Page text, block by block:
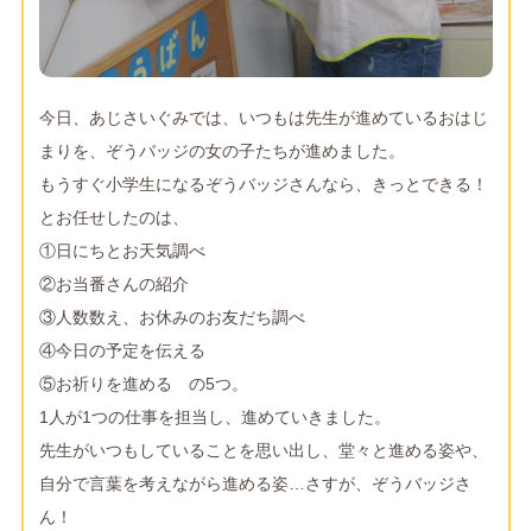
今日、あじさいぐみでは、いつもは先生が進めているおはじ
まりを、ぞうバッジの女の子たちが進めました。
もうすぐ小学生になるぞうバッジさんなら、きっとできる！
とお任せしたのは、
①日にちとお天気調べ
②お当番さんの紹介
③人数数え、お休みのお友だち調べ
④今日の予定を伝える
⑤お祈りを進める の5つ。
1人が1つの仕事を担当し、進めていきました。
先生がいつもしていることを思い出し、堂々と進める姿や、
自分で言葉を考えながら進める姿…さすが、ぞうバッジさ
ん！